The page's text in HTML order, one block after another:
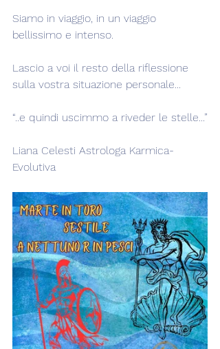
Siamo in viaggio, in un viaggio
bellissimo e intenso.
Lascio a voi il resto della riflessione
sulla vostra situazione personale...
“..e quindi uscimmo a riveder le stelle...”
Liana Celesti Astrologa Karmica-
Evolutiva